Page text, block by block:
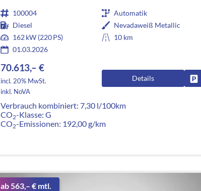
100004
Automatik
Diesel
Nevadaweiß Metallic
162 kW (220 PS)
10 km
01.03.2026
70.613,– €
incl. 20% MwSt.
inkl. NoVA
Details
Verbrauch kombiniert: 7,30 l/100km
CO2-Klasse: G
CO2-Emissionen: 192,00 g/km
ab 563,– € mtl.